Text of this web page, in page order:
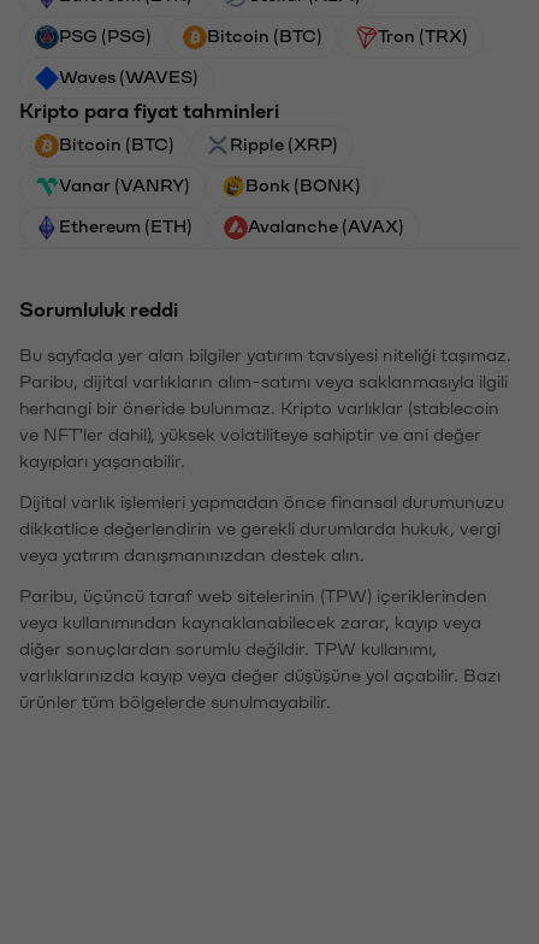
PSG (PSG) Bitcoin (BTC) Tron (TRX)
Waves (WAVES)
Kripto para fiyat tahminleri
Bitcoin (BTC) Ripple (XRP)
Vanar (VANRY) Bonk (BONK)
Ethereum (ETH) Avalanche (AVAX)
Sorumluluk reddi
Bu sayfada yer alan bilgiler yatırım tavsiyesi niteliği taşımaz.
Paribu, dijital varlıkların alım-satımı veya saklanmasıyla ilgili
herhangi bir öneride bulunmaz. Kripto varlıklar (stablecoin
ve NFT'ler dahil), yüksek volatiliteye sahiptir ve ani değer
kayıpları yaşanabilir.
Dijital varlık işlemleri yapmadan önce finansal durumunuzu
dikkatlice değerlendirin ve gerekli durumlarda hukuk, vergi
veya yatırım danışmanınızdan destek alın.
Paribu, üçüncü taraf web sitelerinin (TPW) içeriklerinden
veya kullanımından kaynaklanabilecek zarar, kayıp veya
diğer sonuçlardan sorumlu değildir. TPW kullanımı,
varlıklarınızda kayıp veya değer düşüşüne yol açabilir. Bazı
ürünler tüm bölgelerde sunulmayabilir.